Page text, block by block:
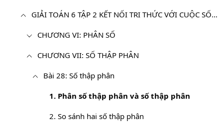
GIẢI TOÁN 6 TẬP 2 KẾT NỐI TRI THỨC VỚI CUỘC SỐNG
CHƯƠNG VI: PHÂN SỐ
CHƯƠNG VII: SỐ THẬP PHÂN
Bài 28: Số thập phân
1. Phân số thập phân và số thập phân
2. So sánh hai số thập phân